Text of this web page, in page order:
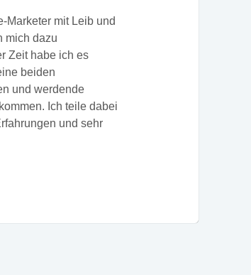
Marketer mit Leib und
mich dazu
Zeit habe ich es
beiden
und werdende
Ich teile dabei
und sehr